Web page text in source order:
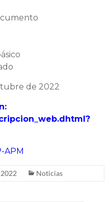
de 2022
APM
Noticias